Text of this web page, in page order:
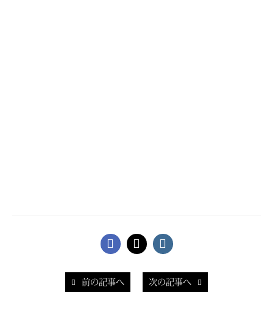
前の記事へ 次の記事へ